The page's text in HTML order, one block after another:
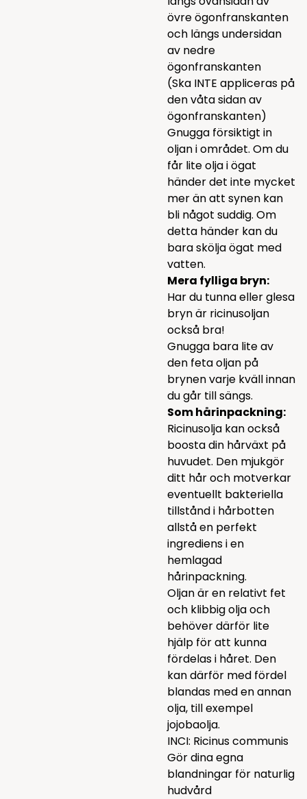
övre ögonfranskanten
och längs undersidan
av nedre
ögonfranskanten
(Ska INTE appliceras på
den våta sidan av
ögonfranskanten)
Gnugga försiktigt in
oljan i området. Om du
får lite olja i ögat
händer det inte mycket
mer än att synen kan
bli något suddig. Om
detta händer kan du
bara skölja ögat med
vatten.
Mera fylliga bryn:
Har du tunna eller glesa
bryn är ricinusoljan
också bra!
Gnugga bara lite av
den feta oljan på
brynen varje kväll innan
du går till sängs.
Som hårinpackning:
Ricinusolja kan också
boosta din hårväxt på
huvudet. Den mjukgör
ditt hår och motverkar
eventuellt bakteriella
tillstånd i hårbotten
allstå en perfekt
ingrediens i en
hemlagad
hårinpackning.
Oljan är en relativt fet
och klibbig olja och
behöver därför lite
hjälp för att kunna
fördelas i håret. Den
kan därför med fördel
blandas med en annan
olja, till exempel
jojobaolja.
INCI: Ricinus communis
Gör dina egna
blandningar för naturlig
hudvård